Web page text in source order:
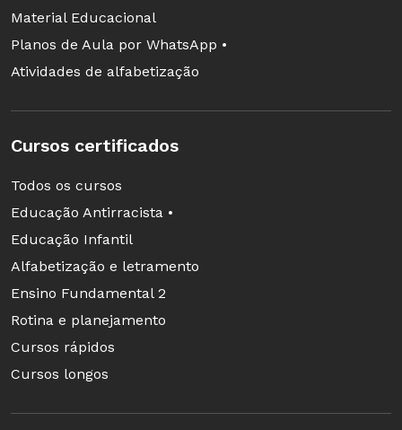
Material Educacional
Planos de Aula por WhatsApp •
Atividades de alfabetização
Cursos certificados
Todos os cursos
Educação Antirracista •
Educação Infantil
Alfabetização e letramento
Ensino Fundamental 2
Rotina e planejamento
Cursos rápidos
Cursos longos